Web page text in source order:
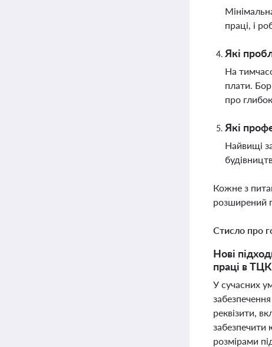
праці, і
Які
На
плати.
про
Які
Найвищі
Кожне з
розширений
Стисло про
Нові
праці в ТЦК
У сучасних
реквізити,
забезпечити
розмірами